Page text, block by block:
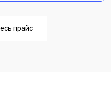
прайс